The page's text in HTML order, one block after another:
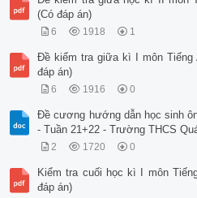
(Có đáp án)
6 1918 1
Đề kiểm tra giữa kì I môn Tiếng
đáp án)
6 1916 0
Đề cương hướng dẫn học sinh
- Tuần 21+22 - Trường THCS
2 1720 0
Kiểm tra cuối học kì I môn
đáp án)